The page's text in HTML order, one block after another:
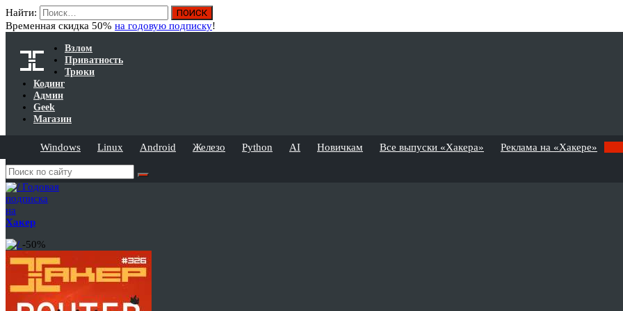
Найти:
Временная скидка 50% на годовую подписку!
Взлом
Приватность
Трюки
Кодинг
Админ
Geek
Магазин
Windows Linux Android Железо Python AI Новичкам Все выпуски «Хакера» Реклама на «Хакере»
Годовая
подписка
на
Хакер
-50%